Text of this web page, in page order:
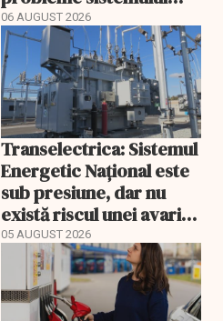
energetic
06 AUGUST 2026
Transelectrica: Sistemul
Energetic Național este
sub presiune, dar nu
există riscul unei avarii
majore
05 AUGUST 2026